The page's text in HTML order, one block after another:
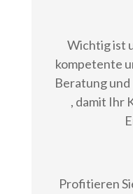
Wichtig ist
kompetente
Beratung und
, damit Ihr
Profitieren